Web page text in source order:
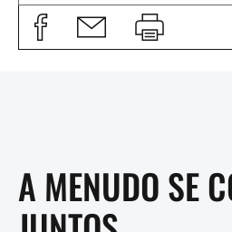
A MENUDO SE